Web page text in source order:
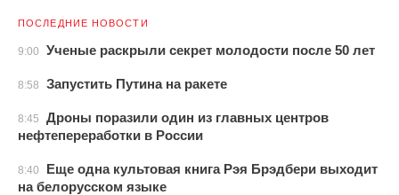
ПОСЛЕДНИЕ НОВОСТИ
9:00 Ученые раскрыли секрет молодости после 50 лет
8:58 Запустить Путина на ракете
8:45
Дроны поразили один из главных центров
нефтепереработки в России
8:40
Еще одна культовая книга Рэя Брэдбери выходит
на белорусском языке